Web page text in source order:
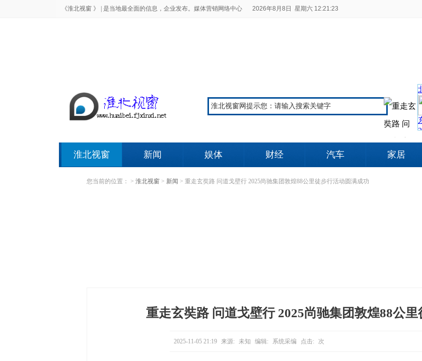
《淮北视窗 》 | 是当地最全面的信息，企业发布。媒体营销网络中心 2026年8月8日 星期六 12:21:24
淮北视窗 新闻 娱体 财经 汽车 家居
您当前的位置： > 淮北视窗 > 新闻 > 重走玄奘路 问道戈壁行 2025尚驰集团敦煌88公里徒步行活动圆满成功
重走玄奘路 问道戈壁行 2025尚驰集团敦煌88公
2025-11-05 21:19 来源: 未知 编辑: 系统采编 点击: 次